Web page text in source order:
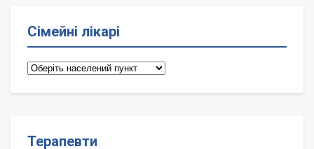
Сімейні лікарі
Сімейні
Терапевти